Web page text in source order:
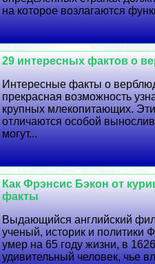
на которое возлагаются
29 интересных фактов о
Интересные факты о
прекрасная возможность
крупных млекопитающих.
отличаются особой
могут...
Как Фрэнсис Бэкон от
факты
Выдающийся английский
ученый, историк и политики
умер на 65 году жизни, в
удивительный человек, чье